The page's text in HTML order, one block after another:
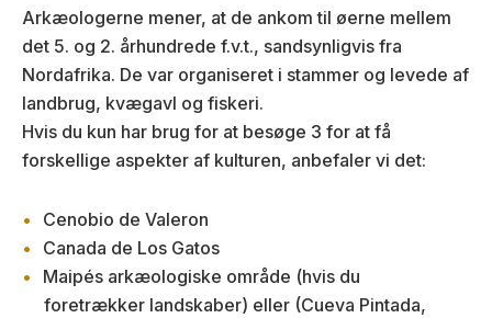
Arkæologerne mener, at de ankom til øerne mellem
det 5. og 2. århundrede f.v.t., sandsynligvis fra
Nordafrika. De var organiseret i stammer og levede af
landbrug, kvægavl og fiskeri.
Hvis du kun har brug for at besøge 3 for at få
forskellige aspekter af kulturen, anbefaler vi det:
Cenobio de Valeron
Canada de Los Gatos
Maipés arkæologiske område (hvis du
foretrækker landskaber) eller (Cueva Pintada,